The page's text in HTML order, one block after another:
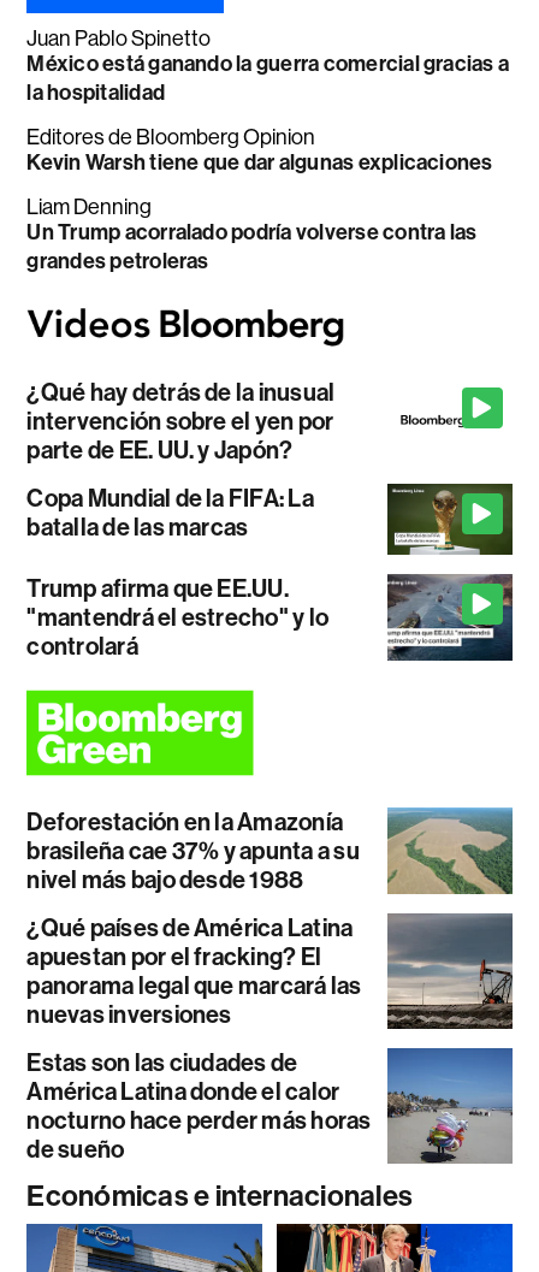
Juan Pablo Spinetto
México está ganando la guerra comercial gracias a
la hospitalidad
Editores de Bloomberg Opinion
Kevin Warsh tiene que dar algunas explicaciones
Liam Denning
Un Trump acorralado podría volverse contra las
grandes petroleras
¿Qué hay detrás de la inusual
intervención sobre el yen por
parte de EE. UU. y Japón?
Copa Mundial de la FIFA: La
batalla de las marcas
Trump afirma que EE.UU.
"mantendrá el estrecho" y lo
controlará
Deforestación en la Amazonía
brasileña cae 37% y apunta a su
nivel más bajo desde 1988
¿Qué países de América Latina
apuestan por el fracking? El
panorama legal que marcará las
nuevas inversiones
Estas son las ciudades de
América Latina donde el calor
nocturno hace perder más horas
de sueño
Económicas e internacionales